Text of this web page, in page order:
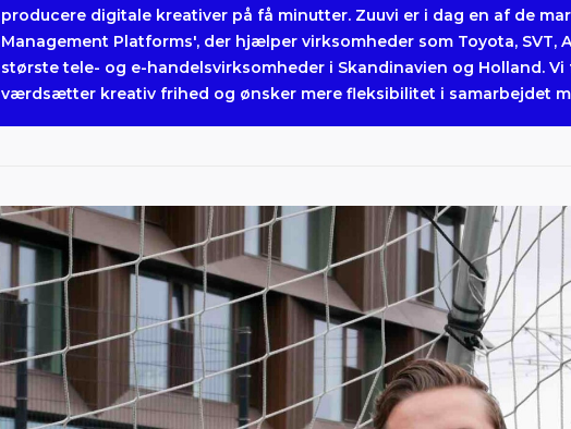
producere digitale kreativer på få minutter. Zuuvi er i dag en af de
Management Platforms', der hjælper virksomheder som Toyota, SVT,
største tele- og e-handelsvirksomheder i Skandinavien og Holland.
værdsætter kreativ frihed og ønsker mere fleksibilitet i samarbejdet